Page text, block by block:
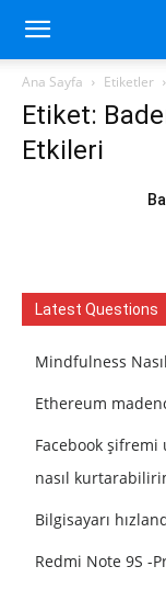
Ana Sayfa Etiketler
Etiket:
Etkileri
Latest Questions
Mindfulness
Ethereum
Facebook şifremi
nasıl
Bilgisayarı
Redmi Note 9S -